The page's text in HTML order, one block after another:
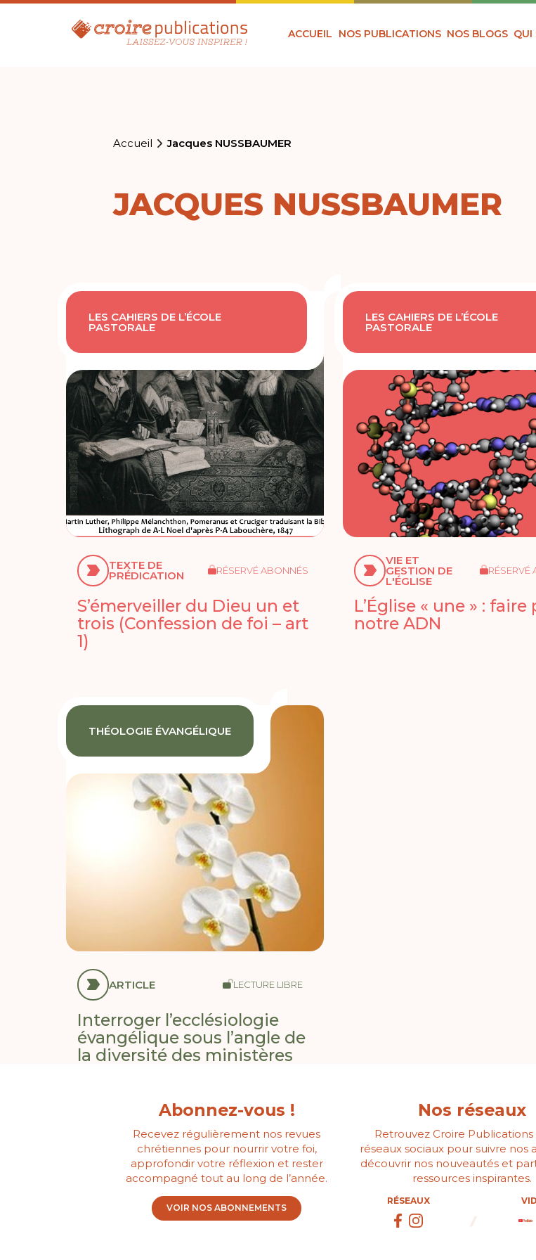
ACCUEIL NOS PUBLICATIONS NOS BLOGS QUI
Accueil Jacques NUSSBAUMER
JACQUES NUSSBAUMER
LES CAHIERS DE L’ÉCOLE
PASTORALE
TEXTE DE
PRÉDICATION RÉSERVÉ ABONNÉS
S’émerveiller du Dieu un et
trois (Confession de foi – art
1)
LES CAHIERS DE L’ÉCOLE
PASTORALE
VIE ET
GESTION DE
L'ÉGLISE
RÉSERVÉ
L’Église « une » : faire
notre ADN
THÉOLOGIE ÉVANGÉLIQUE
ARTICLE LECTURE LIBRE
Interroger l’ecclésiologie
évangélique sous l’angle de
la diversité des ministères
Abonnez-vous !
Recevez régulièrement nos revues
chrétiennes pour nourrir votre foi,
approfondir votre réflexion et rester
accompagné tout au long de l’année.
VOIR NOS ABONNEMENTS
Nos réseaux
Retrouvez Croire Publications
réseaux sociaux pour suivre nos
découvrir nos nouveautés et
ressources inspirantes.
RÉSEAUX